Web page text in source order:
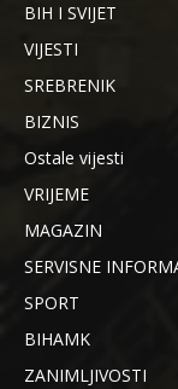
BIH I SVIJET
VIJESTI
SREBRENIK
BIZNIS
Ostale vijesti
VRIJEME
MAGAZIN
SERVISNE
SPORT
BIHAMK
ZANIMLJIVOSTI